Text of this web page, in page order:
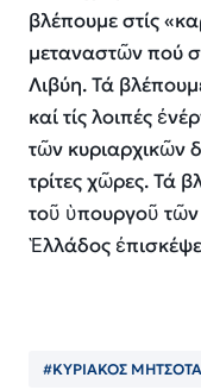
βλέπουμε στίς
μεταναστῶν πού
Λιβύη. Τά
καί τίς λοιπές
τῶν κυριαρχικῶν
τρίτες χῶρες. Τά
τοῦ ὑπουργοῦ τῶν
Ἑλλάδος
#ΚΥΡΙΑΚΟΣ